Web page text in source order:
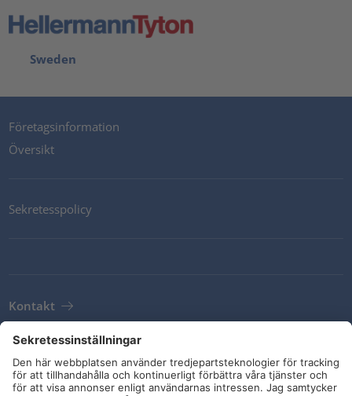
Sweden
Företagsinformation
Översikt
Sekretesspolicy
Kontakt
Leveransvillkor